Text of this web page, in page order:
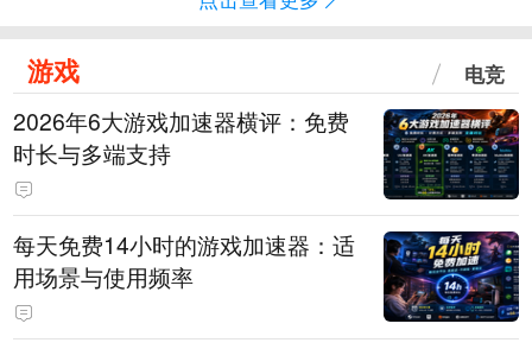
游戏 电竞
2026年6大游戏加速器横评：免费
时长与多端支持
每天免费14小时的游戏加速器：适
用场景与使用频率